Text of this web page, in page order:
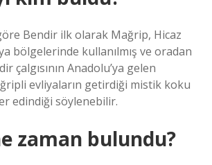
Bendir ilk olarak Mağrip, Hicaz
bölgelerinde kullanılmış ve oradan
çalgısının Anadolu’ya gelen
evliyaların getirdiği mistik koku
edindiği söylenebilir.
zaman bulundu?